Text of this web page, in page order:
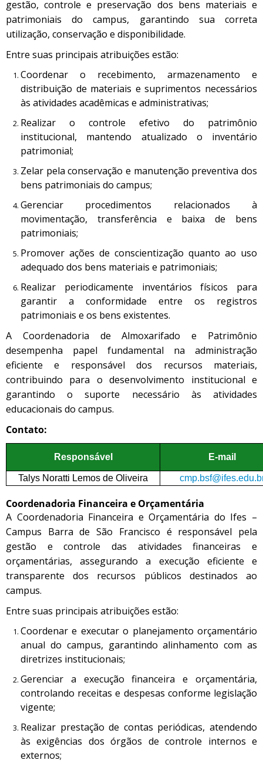
gestão, controle e preservação dos bens materiais e
patrimoniais do campus, garantindo sua correta
utilização, conservação e disponibilidade.
Entre suas principais atribuições estão:
Coordenar o recebimento, armazenamento e
distribuição de materiais e suprimentos necessários
às atividades acadêmicas e administrativas;
Realizar o controle efetivo do patrimônio
institucional, mantendo atualizado o inventário
patrimonial;
Zelar pela conservação e manutenção preventiva dos
bens patrimoniais do campus;
Gerenciar procedimentos relacionados à
movimentação, transferência e baixa de bens
patrimoniais;
Promover ações de conscientização quanto ao uso
adequado dos bens materiais e patrimoniais;
Realizar periodicamente inventários físicos para
garantir a conformidade entre os registros
patrimoniais e os bens existentes.
A Coordenadoria de Almoxarifado e Patrimônio
desempenha papel fundamental na administração
eficiente e responsável dos recursos materiais,
contribuindo para o desenvolvimento institucional e
garantindo o suporte necessário às atividades
educacionais do campus.
Contato:
Responsável E-mail
Talys Noratti Lemos de Oliveira
Coordenadoria Financeira e Orçamentária
A Coordenadoria Financeira e Orçamentária do Ifes –
Campus Barra de São Francisco é responsável pela
gestão e controle das atividades financeiras e
orçamentárias, assegurando a execução eficiente e
transparente dos recursos públicos destinados ao
campus.
Entre suas principais atribuições estão:
Coordenar e executar o planejamento orçamentário
anual do campus, garantindo alinhamento com as
diretrizes institucionais;
Gerenciar a execução financeira e orçamentária,
controlando receitas e despesas conforme legislação
vigente;
Realizar prestação de contas periódicas, atendendo
às exigências dos órgãos de controle internos e
externos;